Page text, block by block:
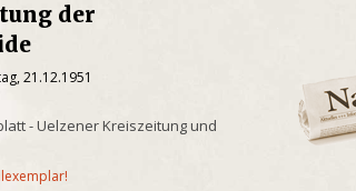
der
21.12.1951
- Uelzener Kreiszeitung und